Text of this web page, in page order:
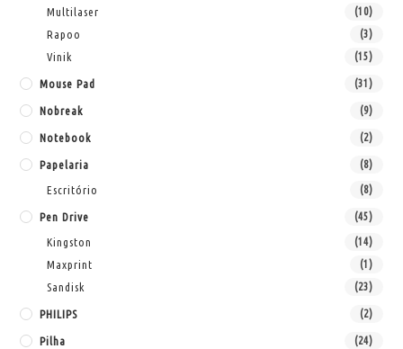
Multilaser (10)
Rapoo (3)
Vinik (15)
Mouse Pad (31)
Nobreak (9)
Notebook (2)
Papelaria (8)
Escritório (8)
Pen Drive (45)
Kingston (14)
Maxprint (1)
Sandisk (23)
PHILIPS (2)
Pilha (24)